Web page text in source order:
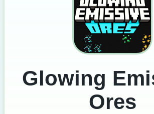
Glowing
Ores